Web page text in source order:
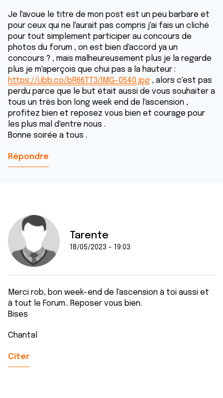
Je l'avoue le titre de mon post est un peu barbare et
pour ceux qui ne l'aurait pas compris j'ai fais un cliché
pour tout simplement participer au concours de
photos du forum , on est bien d'accord ya un
concours ? , mais malheureusement plus je la regarde
plus je m'aperçois que chui pas a la hauteur :
https://i.ibb.co/bR66TT3/IMG-0540.jpg , alors c'est pas
perdu parce que le but était aussi de vous souhaiter a
tous un très bon long week end de l'ascension ,
profitez bien et reposez vous bien et courage pour
les plus mal d'entre nous .
Bonne soirée a tous .
Répondre
Tarente
18/05/2023 - 19:03
Merci rob, bon week-end de l'ascension à toi aussi et
à tout le Forum.. Reposer vous bien.
Bises
Chantal
Citer